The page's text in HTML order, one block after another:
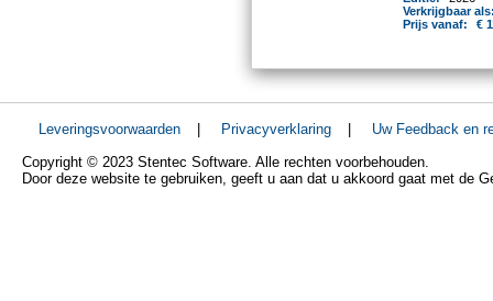
Verkrijgbaar
Prijs vanaf:
€
Leveringsvoorwaarden | Privacyverklaring |
Uw Feedback en
Copyright © 2023 Stentec Software. Alle rechten voorbehouden.
Door deze website te gebruiken, geeft u aan dat u akkoord gaat met de